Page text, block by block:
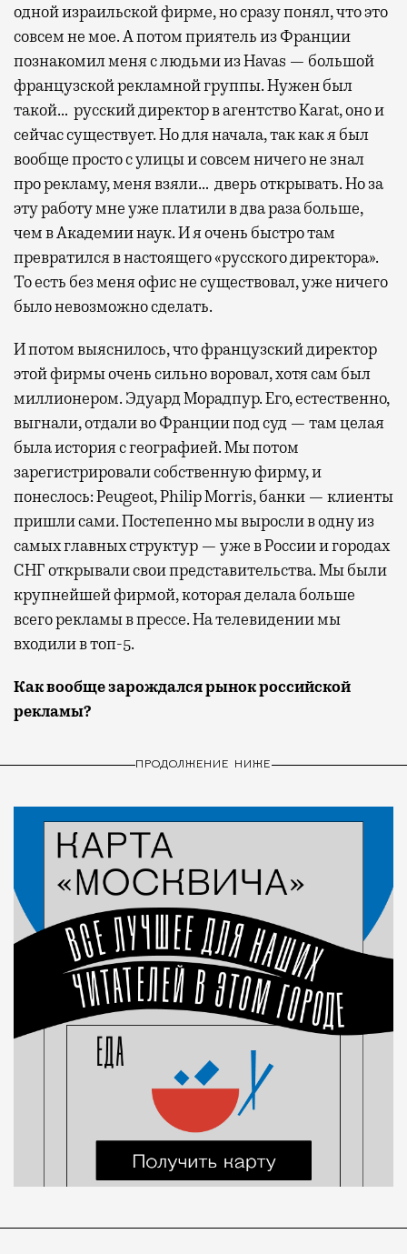
одной израильской фирме, но сразу понял, что это
совсем не мое. А потом приятель из Франции
познакомил меня с людьми из Havas — большой
французской рекламной группы. Нужен был
такой… русский директор в агентство Karat, оно и
сейчас существует. Но для начала, так как я был
вообще просто с улицы и совсем ничего не знал
про рекламу, меня взяли… дверь открывать. Но за
эту работу мне уже платили в два раза больше,
чем в Академии наук. И я очень быстро там
превратился в настоящего «русского директора».
То есть без меня офис не существовал, уже ничего
было невозможно сделать.
И потом выяснилось, что французский директор
этой фирмы очень сильно воровал, хотя сам был
миллионером. Эдуард Морадпур. Его, естественно,
выгнали, отдали во Франции под суд — там целая
была история с географией. Мы потом
зарегистрировали собственную фирму, и
понеслось: Peugeot, Philip Morris, банки — клиенты
пришли сами. Постепенно мы выросли в одну из
самых главных структур — уже в России и городах
СНГ открывали свои представительства. Мы были
крупнейшей фирмой, которая делала больше
всего рекламы в прессе. На телевидении мы
входили в топ-5.
Как вообще зарождался рынок российской
рекламы?
ПРОДОЛЖЕНИЕ НИЖЕ